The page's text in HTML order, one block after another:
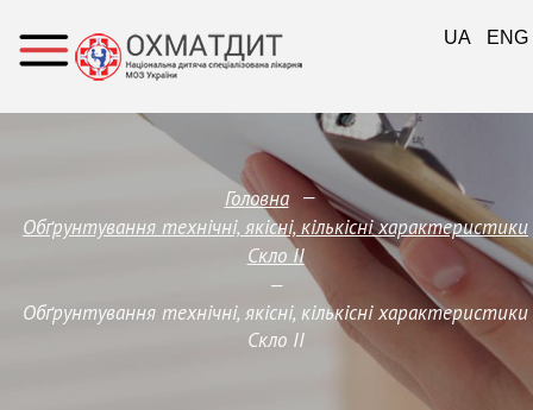
Головна —
Обґрунтування технічні, якісні, кількісні характеристики
Скло ІІ
—
Обґрунтування технічні, якісні, кількісні характеристики
Скло ІІ
UA ENG